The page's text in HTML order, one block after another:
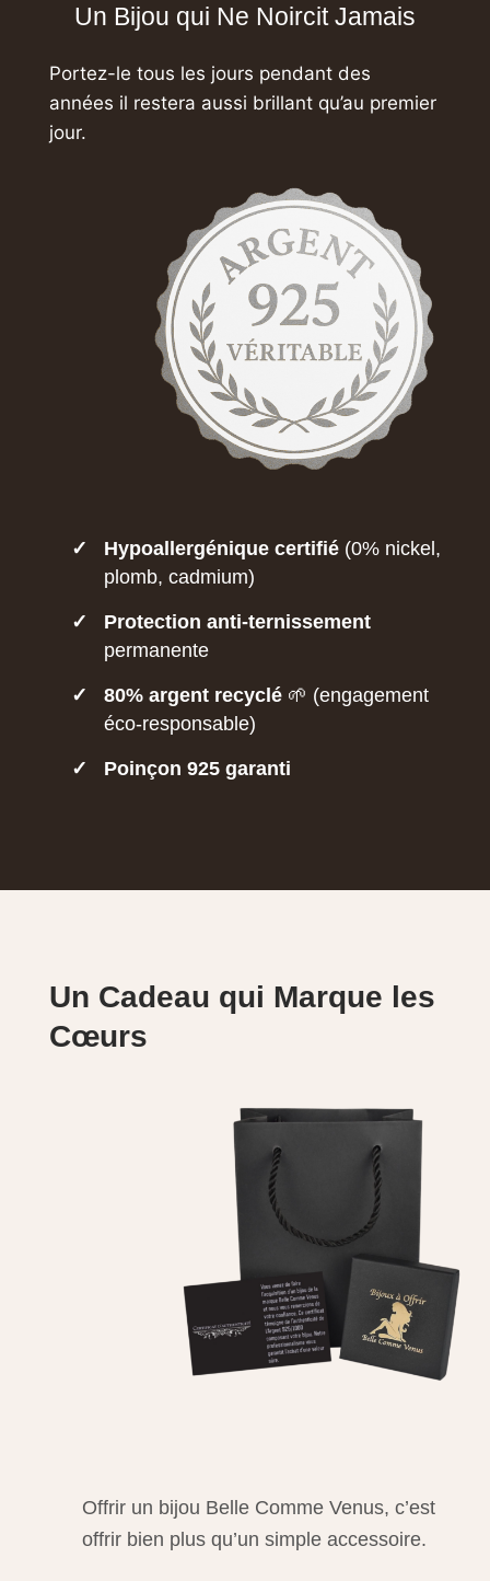
Un Bijou qui Ne Noircit Jamais
Portez-le tous les jours pendant des
années il restera aussi brillant qu’au premier
jour.
✓ Hypoallergénique certifié(0% nickel,
plomb, cadmium)
✓
Protection anti-ternissement
permanente
✓ 80% argent recyclé🌱 (engagement
éco-responsable)
✓ Poinçon 925 garanti
Un Cadeau qui Marque les
Cœurs
Offrir un bijou Belle Comme Venus, c’est
offrir bien plus qu’un simple accessoire.